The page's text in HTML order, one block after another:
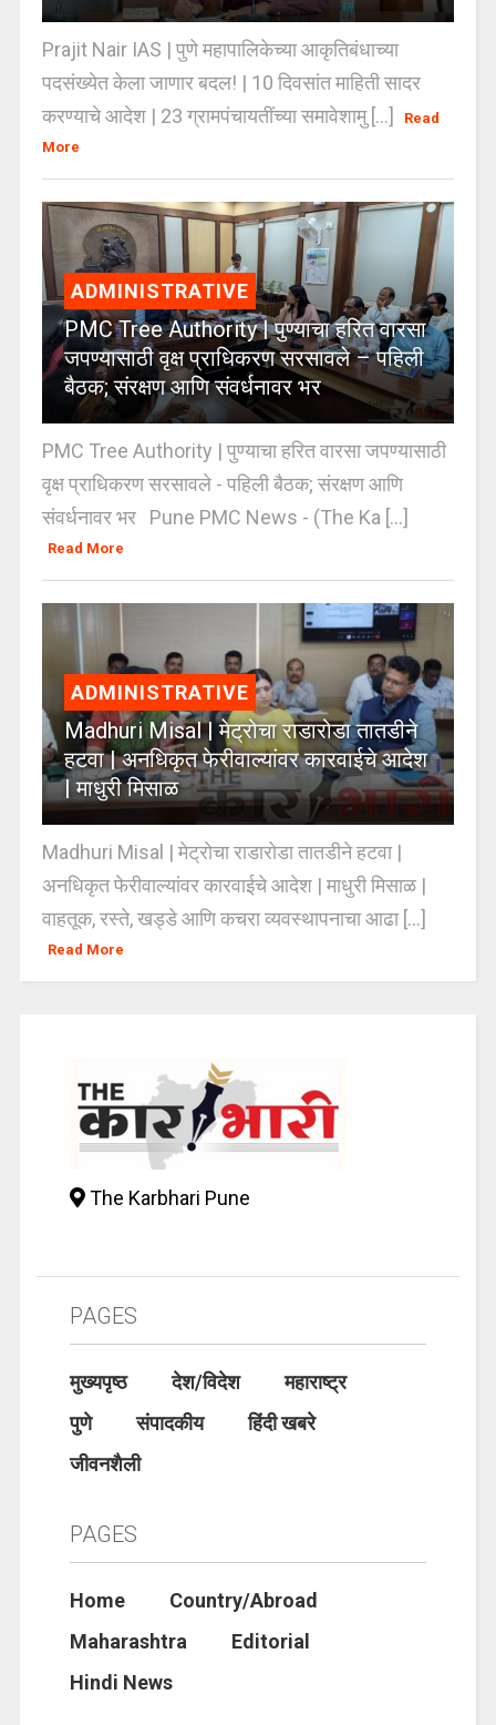
Prajit Nair IAS | पुणे महापालिकेच्या आकृतिबंधाच्या
पदसंख्येत केला जाणार बदल! | 10 दिवसांत माहिती सादर
करण्याचे आदेश | 23 ग्रामपंचायतींच्या समावेशामु [...]
Read
More
ADMINISTRATIVE
PMC Tree Authority | पुण्याचा हरित वारसा
जपण्यासाठी वृक्ष प्राधिकरण सरसावले – पहिली
बैठक; संरक्षण आणि संवर्धनावर भर
PMC Tree Authority | पुण्याचा हरित वारसा जपण्यासाठी
वृक्ष प्राधिकरण सरसावले - पहिली बैठक; संरक्षण आणि
संवर्धनावर भर Pune PMC News - (The Ka [...]
Read More
ADMINISTRATIVE
Madhuri Misal | मेट्रोचा राडारोडा तातडीने
हटवा | अनधिकृत फेरीवाल्यांवर कारवाईचे आदेश
| माधुरी मिसाळ
Madhuri Misal | मेट्रोचा राडारोडा तातडीने हटवा |
अनधिकृत फेरीवाल्यांवर कारवाईचे आदेश | माधुरी मिसाळ |
वाहतूक, रस्ते, खड्डे आणि कचरा व्यवस्थापनाचा आढा [...]
Read More
The Karbhari Pune
PAGES
मुख्यपृष्ठ देश/विदेश
महाराष्ट्र
पुणे
संपादकीय
हिंदी खबरे
जीवनशैली
PAGES
Home
Country/Abroad
Maharashtra
Editorial
Hindi News